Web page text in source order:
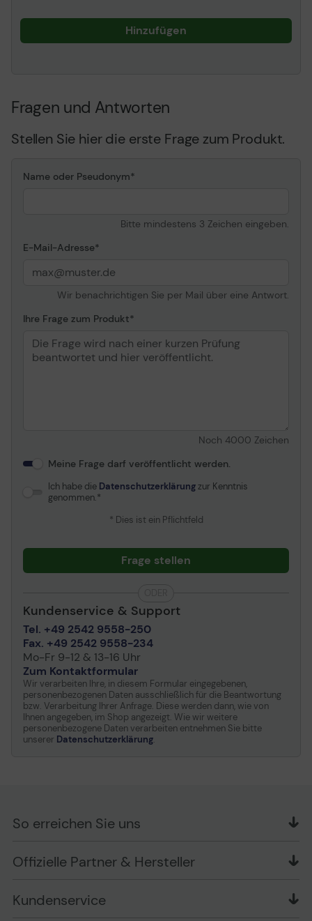
Hinzufügen
Fragen und Antworten
Stellen Sie hier die erste Frage zum Produkt.
Name oder Pseudonym
Bitte mindestens 3 Zeichen eingeben.
E-Mail-Adresse
Wir benachrichtigen Sie per Mail über eine Antwort.
Ihre Frage zum Produkt
Noch 4000 Zeichen
Meine Frage darf veröffentlicht werden.
Ich habe die Datenschutzerklärungzur Kenntnis
genommen.
* Dies ist ein Pflichtfeld
Frage stellen
Kundenservice & Support
Tel. +49 2542 9558-250
Fax. +49 2542 9558-234
Mo-Fr 9-12 & 13-16 Uhr
Zum Kontaktformular
Wir verarbeiten Ihre, in diesem Formular eingegebenen,
personenbezogenen Daten ausschließlich für die Beantwortung
bzw. Verarbeitung Ihrer Anfrage. Diese werden dann, wie von
Ihnen angegeben, im Shop angezeigt. Wie wir weitere
personenbezogene Daten verarbeiten entnehmen Sie bitte
unserer Datenschutzerklärung.
Offizielle Partner & Hersteller
Kundenservice
So erreichen Sie uns
Schlesierring 35
Telefon: +49 (0) 2542 / 9558250